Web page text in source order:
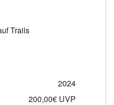
Trails
2024
200,00€ UVP